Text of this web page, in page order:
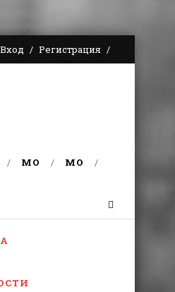
Вход Регистрация
MO
MO